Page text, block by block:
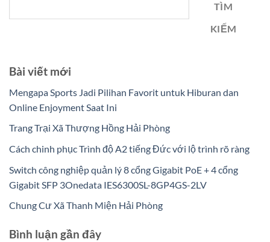
TÌM
KIẾM
Bài viết mới
Mengapa Sports Jadi Pilihan Favorit untuk Hiburan dan
Online Enjoyment Saat Ini
Trang Trại Xã Thượng Hồng Hải Phòng
Cách chinh phục Trình độ A2 tiếng Đức với lộ trình rõ ràng
Switch công nghiệp quản lý 8 cổng Gigabit PoE + 4 cổng
Gigabit SFP 3Onedata IES6300SL-8GP4GS-2LV
Chung Cư Xã Thanh Miện Hải Phòng
Bình luận gần đây